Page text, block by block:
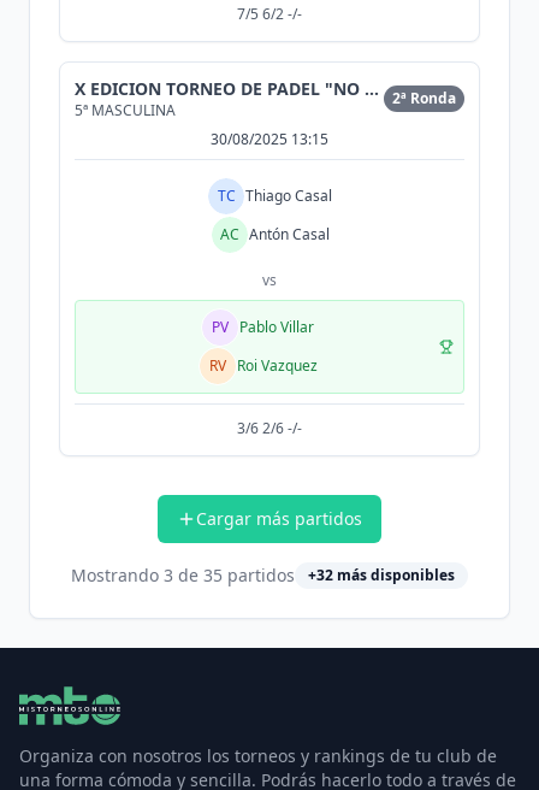
7/5 6/2 -/-
X EDICION TORNEO DE PADEL "NO ESTAMOS SOLAS"
5ª MASCULINA
2ª Ronda
30/08/2025 13:15
TC Thiago Casal
AC Antón Casal
vs
PV Pablo Villar
RV
Roi Vazquez
3/6 2/6 -/-
Cargar más partidos
Mostrando 3 de 35 partidos +32 más disponibles
Organiza con nosotros los torneos y rankings de tu club de
una forma cómoda y sencilla. Podrás hacerlo todo a través de